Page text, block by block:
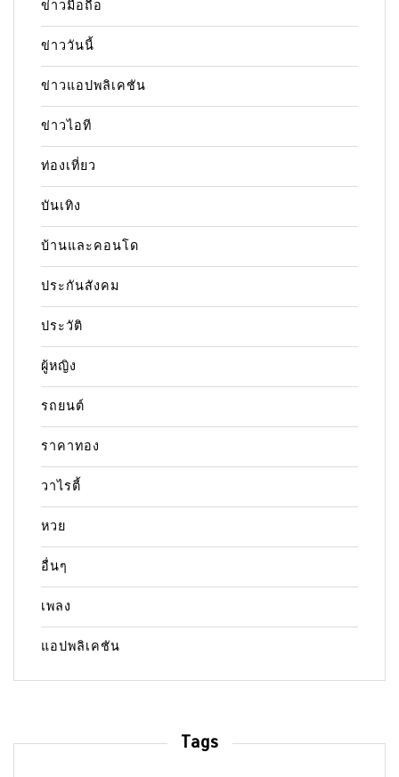
ข่าวมือถือ
ข่าววันนี้
ข่าวแอปพลิเคชัน
ข่าวไอที
ท่องเที่ยว
บันเทิง
บ้านและคอนโด
ประกันสังคม
ประวัติ
ผู้หญิง
รถยนต์
ราคาทอง
วาไรตี้
หวย
อื่นๆ
เพลง
แอปพลิเคชัน
Tags